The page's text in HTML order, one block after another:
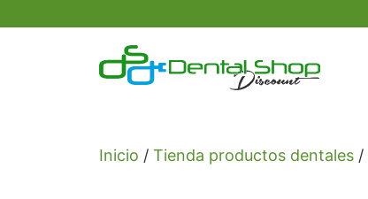
Inicio / Tienda productos dentales /